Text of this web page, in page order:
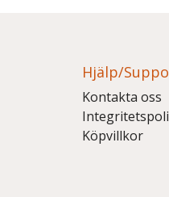
Hjälp/
Kontakta oss
Köpvillkor